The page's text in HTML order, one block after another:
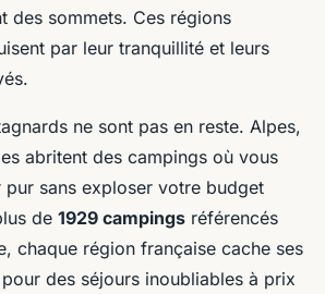
des sommets. Ces régions
par leur tranquillité et leurs
ne sont pas en reste. Alpes,
abritent des campings où vous
sans exploser votre budget
de 1929 campings référencés
chaque région française cache ses
des séjours inoubliables à prix